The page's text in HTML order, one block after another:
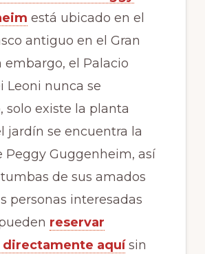
está ubicado en el
antiguo en el Gran
embargo, el Palacio
Leoni nunca se
solo existe la planta
jardín se encuentra la
Peggy Guggenheim, así
de sus amados
personas interesadas
reservar
directamente aquísin